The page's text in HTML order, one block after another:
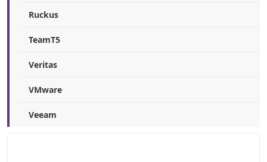
Ruckus
TeamT5
Veritas
VMware
Veeam